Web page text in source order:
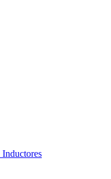
Inductores